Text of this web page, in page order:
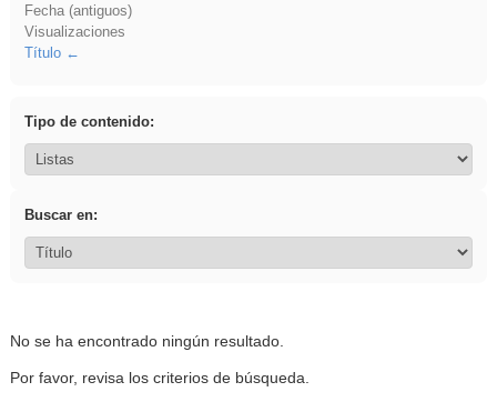
Fecha (antiguos)
Visualizaciones
Título
Tipo de contenido:
Buscar en:
No se ha encontrado ningún resultado.
Por favor, revisa los criterios de búsqueda.